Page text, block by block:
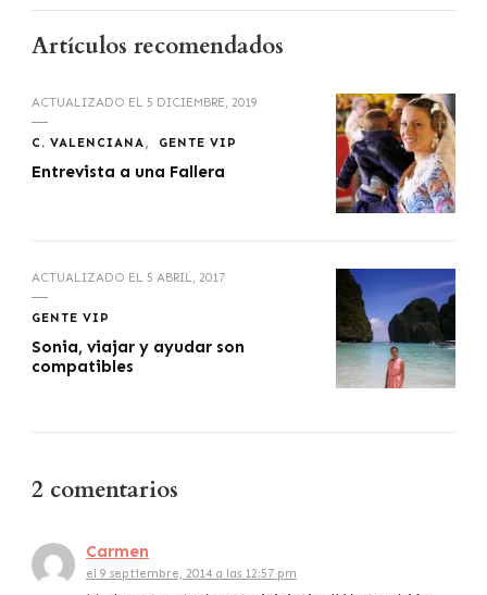
Artículos recomendados
ACTUALIZADO EL 5 DICIEMBRE, 2019
C. VALENCIANA GENTE VIP
Entrevista a una Fallera
ACTUALIZADO EL 5 ABRIL, 2017
GENTE VIP
Sonia, viajar y ayudar son
compatibles
2 comentarios
Carmen
el 9 septiembre, 2014 a las 12:57 pm